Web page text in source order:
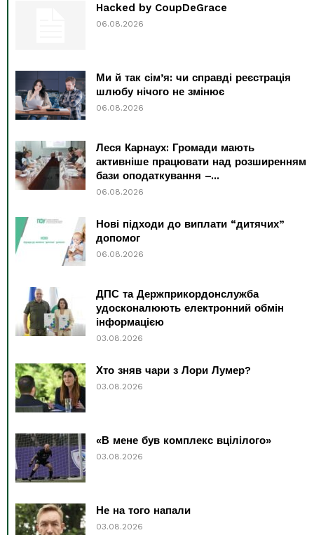
Hacked by CoupDeGrace
06.08.2026
Ми й так сім’я: чи справді реєстрація
шлюбу нічого не змінює
06.08.2026
Леся Карнаух: Громади мають
активніше працювати над розширенням
бази оподаткування –...
06.08.2026
Нові підходи до виплати “дитячих”
допомог
06.08.2026
ДПС та Держприкордонслужба
удосконалюють електронний обмін
інформацією
03.08.2026
Хто зняв чари з Лори Лумер?
03.08.2026
«В мене був комплекс вцілілого»
03.08.2026
Не на того напали
03.08.2026